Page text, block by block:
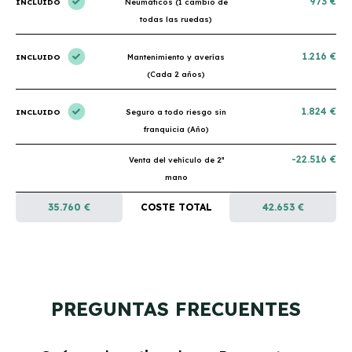
INCLUIDO
Neumáticos (1 cambio de
todas las ruedas)
INCLUIDO
Mantenimiento y averías
(Cada 2 años)
1.216 €
INCLUIDO
Seguro a todo riesgo sin
franquicia (Año)
1.824 €
Venta del vehículo de 2ª
mano
-22.516 €
35.760 € COSTE TOTAL 42.653 €
PREGUNTAS FRECUENTES